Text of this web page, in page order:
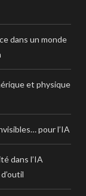
dans un monde
et physique
pour l’IA
dans l’IA